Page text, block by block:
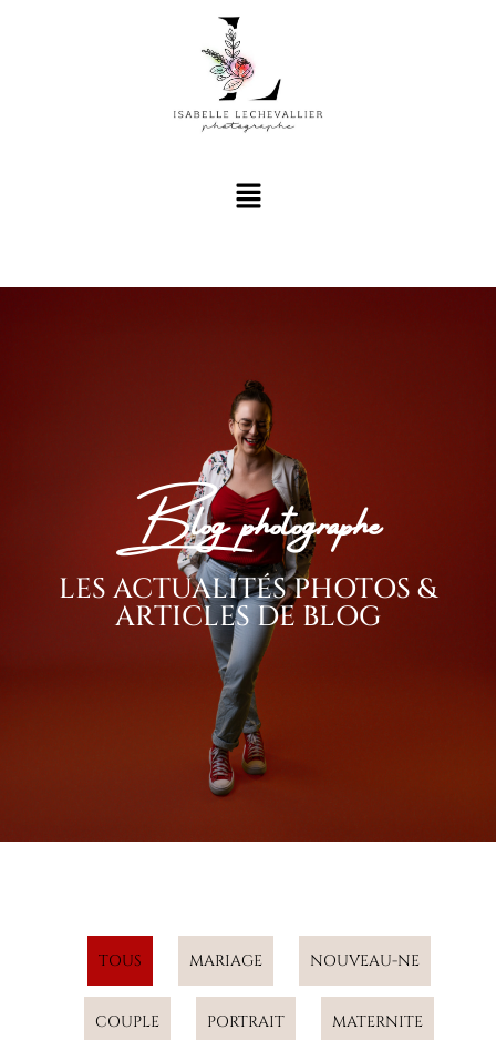
Blog photographe
LES ACTUALITÉS PHOTOS &
ARTICLES DE BLOG
TOUS MARIAGE NOUVEAU-NE
COUPLE PORTRAIT MATERNITE